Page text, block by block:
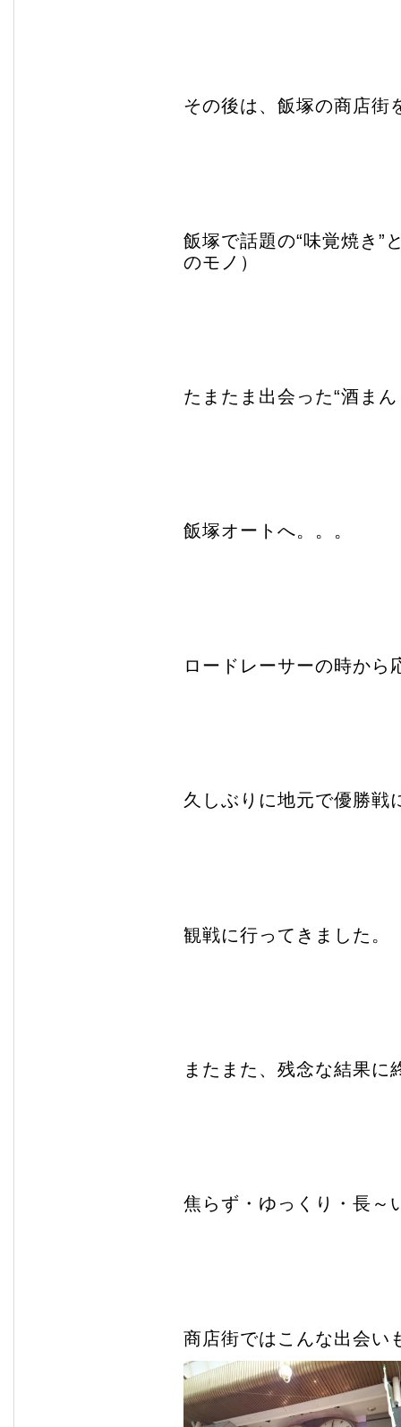
その後は、飯塚の商店街
飯塚で話題の“味覚焼き
のモノ）
たまたま出会った“酒ま
飯塚オートへ。。。
ロードレーサーの時から
久しぶりに地元で優勝戦
観戦に行ってきました。
またまた、残念な結果に
焦らず・ゆっくり・長～
商店街ではこんな出会い